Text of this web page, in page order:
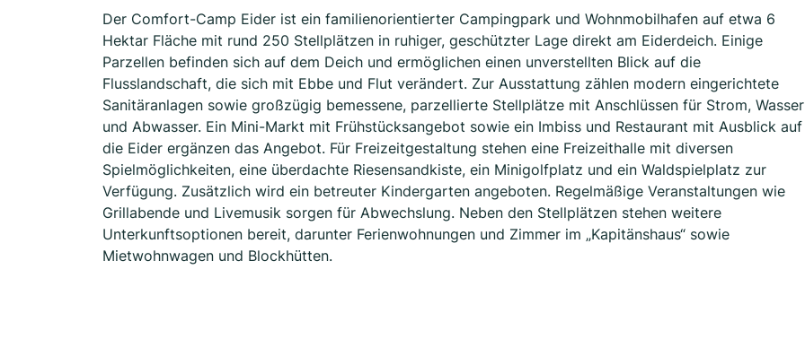
Der Comfort-Camp Eider ist ein familienorientierter Campingpark und Wohnmobilhafen auf etwa 6
Hektar Fläche mit rund 250 Stellplätzen in ruhiger, geschützter Lage direkt am Eiderdeich. Einige
Parzellen befinden sich auf dem Deich und ermöglichen einen unverstellten Blick auf die
Flusslandschaft, die sich mit Ebbe und Flut verändert. Zur Ausstattung zählen modern eingerichtete
Sanitäranlagen sowie großzügig bemessene, parzellierte Stellplätze mit Anschlüssen für Strom, Wasser
und Abwasser. Ein Mini-Markt mit Frühstücksangebot sowie ein Imbiss und Restaurant mit Ausblick auf
die Eider ergänzen das Angebot. Für Freizeitgestaltung stehen eine Freizeithalle mit diversen
Spielmöglichkeiten, eine überdachte Riesensandkiste, ein Minigolfplatz und ein Waldspielplatz zur
Verfügung. Zusätzlich wird ein betreuter Kindergarten angeboten. Regelmäßige Veranstaltungen wie
Grillabende und Livemusik sorgen für Abwechslung. Neben den Stellplätzen stehen weitere
Unterkunftsoptionen bereit, darunter Ferienwohnungen und Zimmer im „Kapitänshaus“ sowie
Mietwohnwagen und Blockhütten.